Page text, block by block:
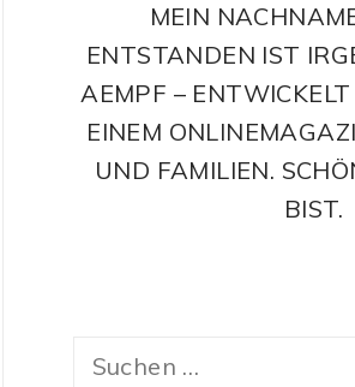
MEIN
ENTSTANDEN IST
AEMPF –
EINEM
UND FAMILIEN.
BIST.
Suchen